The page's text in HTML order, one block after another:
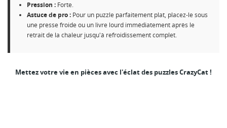
Pression : Forte.
Astuce de pro : Pour un puzzle parfaitement plat, placez-le sous
une presse froide ou un livre lourd immédiatement après le
retrait de la chaleur jusqu'à refroidissement complet.
Mettez votre vie en pièces avec l'éclat des puzzles CrazyCat !